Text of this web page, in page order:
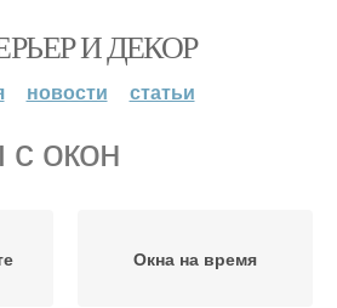
И ДЕКОР
новости статьи
окон
Окна на время